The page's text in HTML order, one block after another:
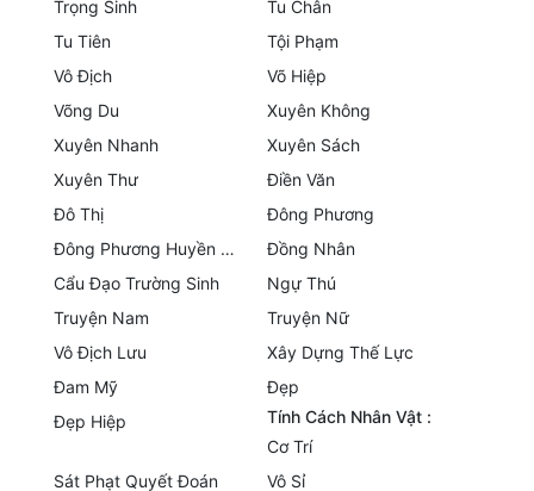
Phản Phái
Quan Trường
Quân Sự
Sảng Văn
Thanh Xuân
Tiểu Thuyết
Trinh Thám
Trọng Sinh
Tu Chân
Tu Tiên
Tội Phạm
Vô Địch
Võ Hiệp
Võng Du
Xuyên Không
Xuyên Nhanh
Xuyên Sách
Xuyên Thư
Điền Văn
Đô Thị
Đông Phương
Đông Phương Huyền Huyễn
Đồng Nhân
Cẩu Đạo Trường Sinh
Ngự Thú
Truyện Nam
Truyện Nữ
Vô Địch Lưu
Xây Dựng Thế Lực
Đam Mỹ
Đẹp
Đẹp Hiệp
Tính Cách Nhân Vật :
Cơ Trí
Sát Phạt Quyết Đoán
Vô Sỉ